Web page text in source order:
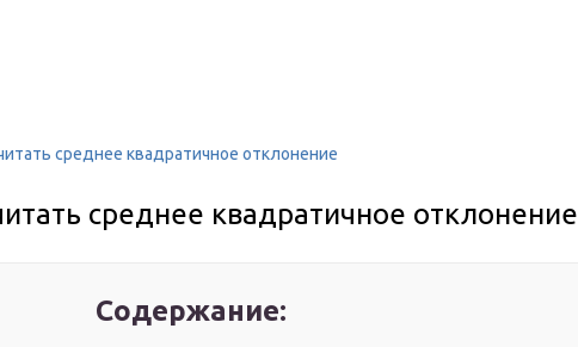
среднее квадратичное отклонение
среднее квадратичное отклонение
Содержание: